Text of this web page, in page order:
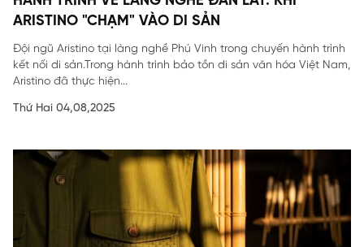
ARISTINO "CHẠM" VÀO DI SẢN
Đội ngũ Aristino tại làng nghề Phú Vinh trong chuyến hành trình
kết nối di sản.Trong hành trình bảo tồn di sản văn hóa Việt Nam,
Aristino đã thực hiện...
Thứ Hai 04,08,2025